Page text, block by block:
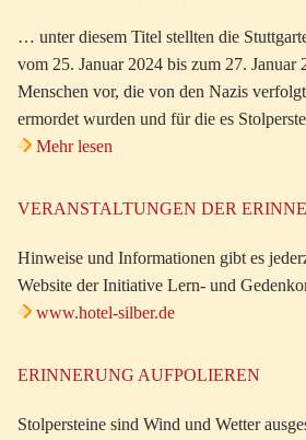
… unter diesem Titel stellten die
vom 25. Januar 2024 bis zum 27. Januar
Menschen vor, die von den Nazis
ermordet wurden und für die es
Mehr lesen
VERANSTALTUNGEN DER
Hinweise und Informationen gibt es
Website der Initiative Lern- und
www.hotel-silber.de
ERINNERUNG AUFPOLIEREN
Stolpersteine sind Wind und Wetter